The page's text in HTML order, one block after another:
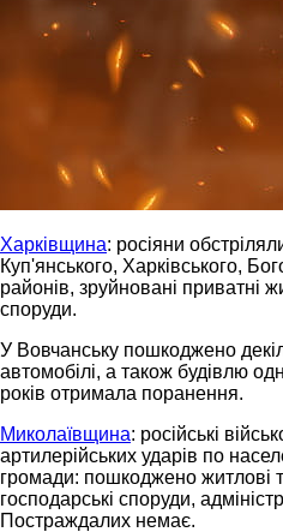
Харківщина: росіяни
Куп'янського, Харківського,
районів, зруйновані приватні
споруди.
У Вовчанську пошкоджено
автомобілі, а також будівлю
років отримала поранення.
Миколаївщина: російські
артилерійських ударів по
громади: пошкоджено житлові
господарські споруди,
Постраждалих немає.